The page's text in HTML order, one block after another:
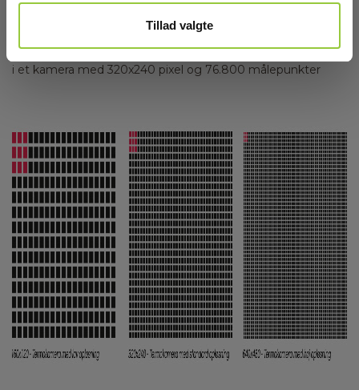
Tillad valgte
bedre termobilleder. Men, som du kan se herunder, spiller
detektorens størrelse også ind på andet en billedkvaliteten
i et kamera med 320x240 pixel og 76.800 målepunkter